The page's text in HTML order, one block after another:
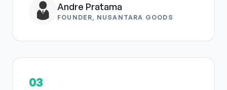
Andre Pratama
FOUNDER, NUSANTARA GOODS
03